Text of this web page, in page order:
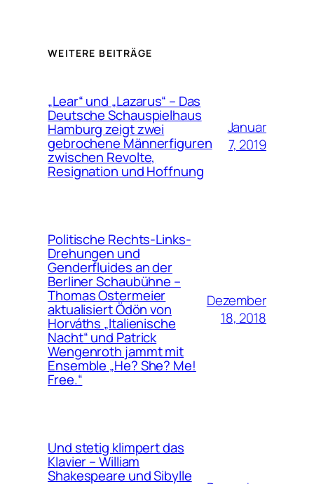
WEITERE BEITRÄGE
„Lear“ und „Lazarus“ – Das
Deutsche Schauspielhaus
Hamburg zeigt zwei
gebrochene Männerfiguren
zwischen Revolte,
Resignation und Hoffnung
Januar
7, 2019
Politische Rechts-Links-
Drehungen und
Genderfluides an der
Berliner Schaubühne –
Thomas Ostermeier
aktualisiert Ödön von
Horváths „Italienische
Nacht“ und Patrick
Wengenroth jammt mit
Ensemble „He? She? Me!
Free.“
Dezember
18, 2018
Und stetig klimpert das
Klavier – William
Shakespeare und Sibylle